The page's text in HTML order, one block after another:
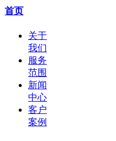
首页
关于
我们
服务
范围
新闻
中心
客户
案例